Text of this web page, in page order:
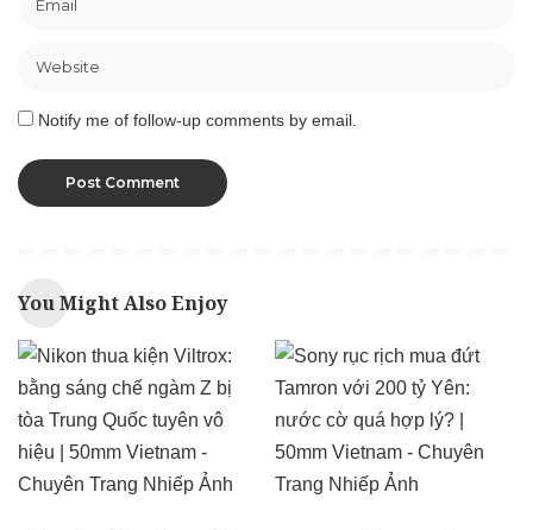
Notify me of follow-up comments by email.
You Might Also Enjoy